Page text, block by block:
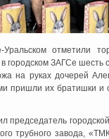
отметили
ЗАГСе шесть
на руках дочерей
пришли их братишки и
председатель
трубного завода,